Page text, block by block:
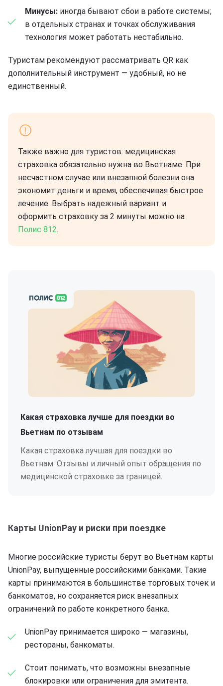
Минусы: иногда бывают сбои в работе системы;
в отдельных странах и точках обслуживания
технология может работать нестабильно.
Туристам рекомендуют рассматривать QR как
дополнительный инструмент — удобный, но не
единственный.
Также важно для туристов: медицинская
страховка обязательно нужна во Вьетнаме. При
несчастном случае или внезапной болезни она
экономит деньги и время, обеспечивая быстрое
лечение. Выбрать надежный вариант и
оформить страховку за 2 минуты можно на
Полис 812.
Какая страховка лучше для поездки во
Вьетнам по отзывам
Какая страховка лучшая для поездки во
Вьетнам. Отзывы и личный опыт обращения по
медицинской страховке за границей.
Карты UnionPay и риски при поездке
Многие российские туристы берут во Вьетнам карты
UnionPay, выпущенные российскими банками. Такие
карты принимаются в большинстве торговых точек и
банкоматов, но сохраняется риск внезапных
ограничений по работе конкретного банка.
UnionPay принимается широко — магазины,
рестораны, банкоматы.
Стоит понимать, что возможны внезапные
блокировки или ограничения для эмитента.